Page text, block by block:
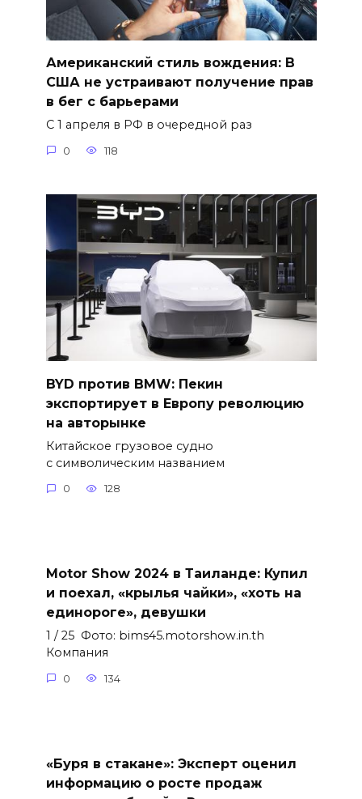
Американский стиль вождения: В
США не устраивают получение прав
в бег с барьерами
С 1 апреля в РФ в очередной раз
0 118
BYD против BMW: Пекин
экспортирует в Европу революцию
на авторынке
Китайское грузовое судно
с символическим названием
0 128
Motor Show 2024 в Таиланде: Купил
и поехал, «крылья чайки», «хоть на
единороге», девушки
1 / 25 Фото: bims45.motorshow.in.th
Компания
0 134
«Буря в стакане»: Эксперт оценил
информацию о росте продаж